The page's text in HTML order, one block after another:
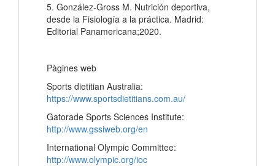
5. González-Gross M. Nutrición deportiva,
desde la Fisiología a la práctica. Madrid:
Editorial Panamericana;2020.
Pàgines web
Sports dietitian Australia:
https://www.sportsdietitians.com.au/
Gatorade Sports Sciences Institute:
http://www.gssiweb.org/en
International Olympic Committee:
http://www.olympic.org/ioc